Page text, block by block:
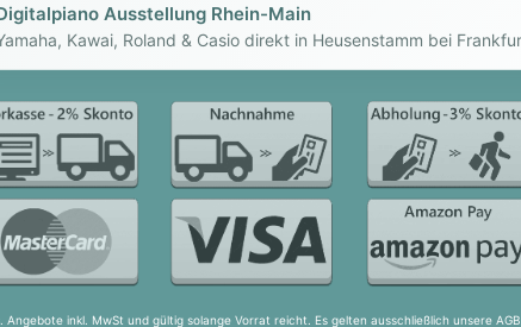
Ausstellung Rhein-Main
Kawai, Roland & Casio direkt in Heusenstamm bei
inkl. MwSt und gültig solange Vorrat reicht. Es gelten ausschließlich unsere